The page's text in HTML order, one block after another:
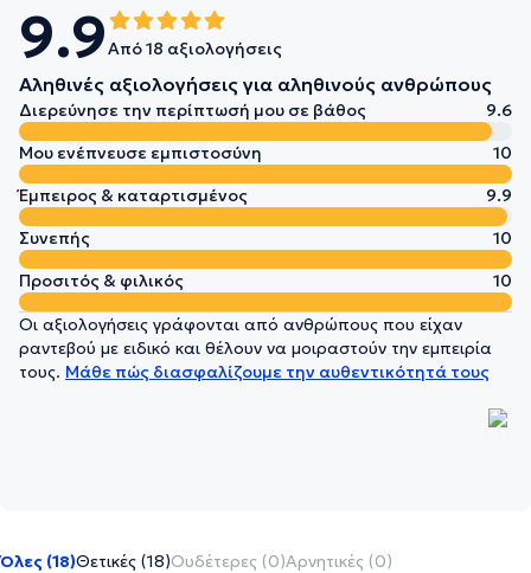
9.9Από 18 αξιολογήσεις
Αληθινές αξιολογήσεις για αληθινούς ανθρώπους
Διερεύνησε την περίπτωσή μου σε βάθος
9.6
Μου ενέπνευσε εμπιστοσύνη
10
Έμπειρος & καταρτισμένος
9.9
Συνεπής
10
Προσιτός & φιλικός
10
Οι αξιολογήσεις γράφονται από ανθρώπους που είχαν
ραντεβού με ειδικό και θέλουν να μοιραστούν την εμπειρία
τους. Μάθε πώς διασφαλίζουμε την αυθεντικότητά τους
Όλες (18)Θετικές (18)Ουδέτερες (0)Αρνητικές (0)